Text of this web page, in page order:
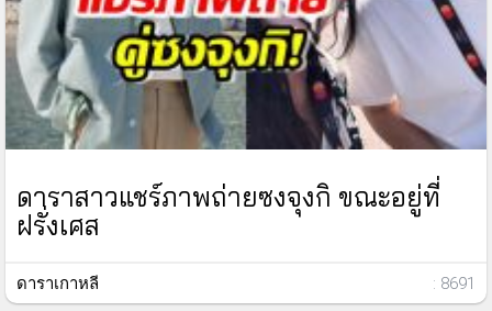
ดาราสาวแชร์ภาพถ่ายซงจุงกิ ขณะอยู่ที่
ฝรั่งเศส
ดาราเกาหลี : 8691